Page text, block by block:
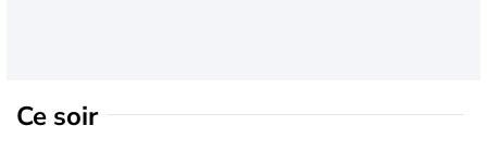
Ce soir